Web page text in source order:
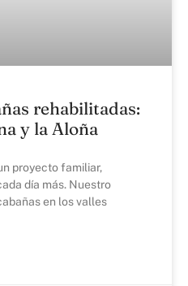
rehabilitadas:
y la Aloña
proyecto familiar,
día más. Nuestro
en los valles